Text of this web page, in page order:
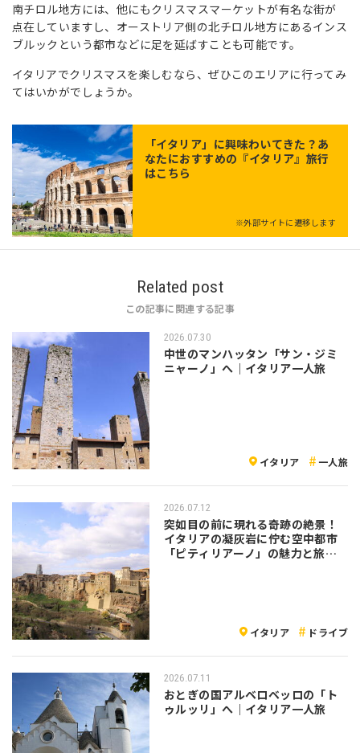
南チロル地方には、他にもクリスマスマーケットが有名な街が
点在していますし、オーストリア側の北チロル地方にあるインス
ブルックという都市などに足を延ばすことも可能です。
イタリアでクリスマスを楽しむなら、ぜひこのエリアに行ってみ
てはいかがでしょうか。
「イタリア」に興味わいてきた？あ
なたにおすすめの『イタリア』旅行
はこちら
※外部サイトに遷移します
Related post
この記事に関連する記事
2026.07.30
中世のマンハッタン「サン・ジミ
ニャーノ」へ｜イタリア一人旅
イタリア 一人旅
2026.07.12
突如目の前に現れる奇跡の絶景！
イタリアの凝灰岩に佇む空中都市
「ピティリアーノ」の魅力と旅の
イタリア ドライブ
2026.07.11
おとぎの国アルベロベッロの「ト
ゥルッリ」へ｜イタリア一人旅